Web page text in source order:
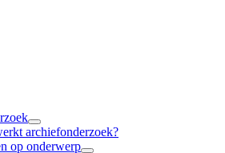
archiefonderzoek?
op onderwerp